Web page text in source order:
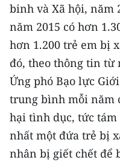
CHƯƠNG TRÌNH
MỘT SẢN PHẨM
RADIO
MEDIA CENTER
E-Magazine
Video
binh và Xã hội, năm
năm 2015 có hơn
hơn 1.200 trẻ em bị
đó, theo thông tin từ
Ứng phó Bạo lực
trung bình mỗi năm
hại tình dục, tức
nhất một đứa trẻ bị
nhân bị giết chết để